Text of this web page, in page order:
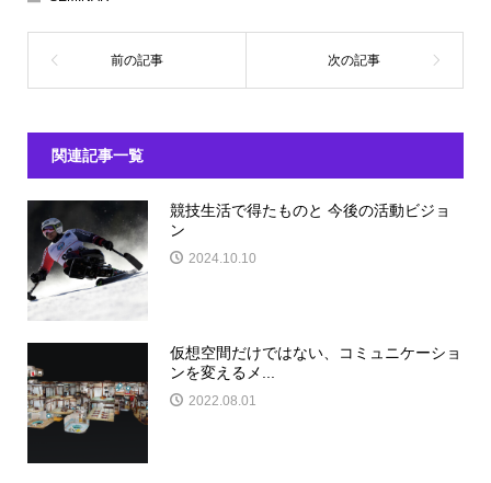
関連記事一覧
競技生活で得たものと 今後の活動ビジョ
ン
2024.10.10
仮想空間だけではない、コミュニケーショ
ンを変えるメ...
2022.08.01